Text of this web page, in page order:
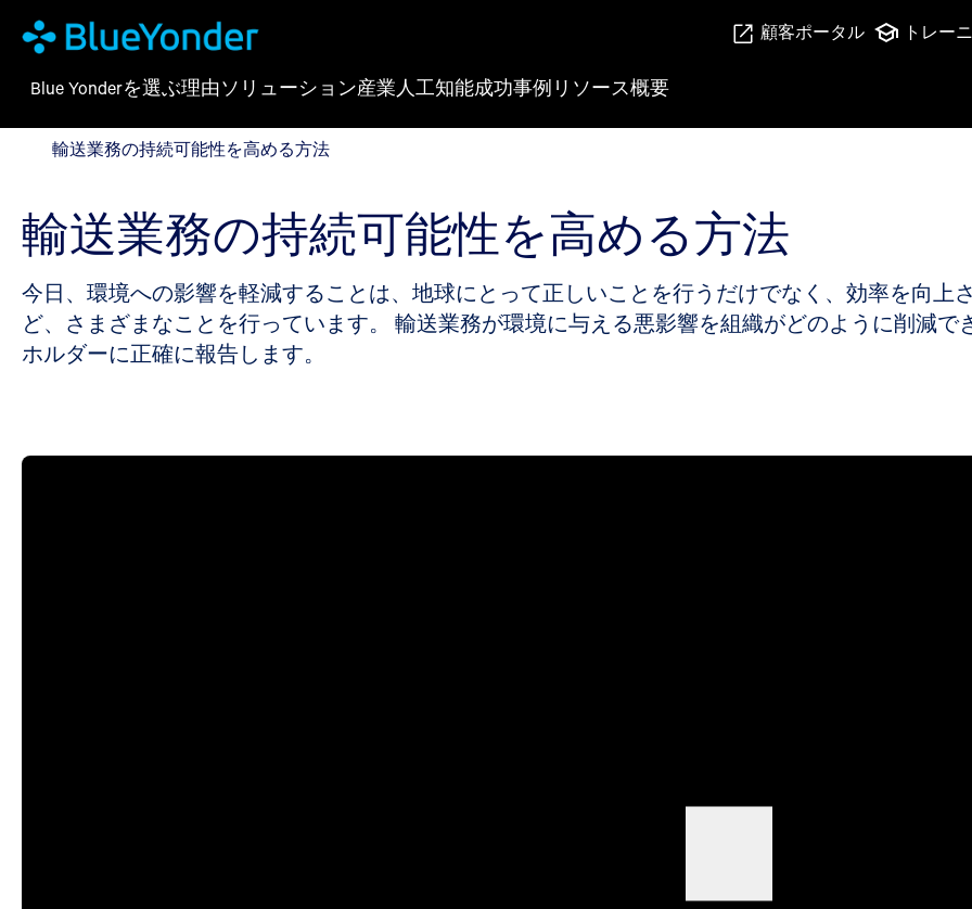
輸送業務の持続可能性を高める方法
顧客ポータル トレー
Blue Yonderを選ぶ理由ソリューション産業 人工知能成功事例 リソース概要
輸送業務の持続可能性を高める方法
輸送業務の持続可能性を高める方法
今日、環境への影響を軽減することは、地球にとって正しいことを行うだけでなく、効率を向上
ど、さまざまなことを行っています。 輸送業務が環境に与える悪影響を組織がどのように削減
ホルダーに正確に報告します。